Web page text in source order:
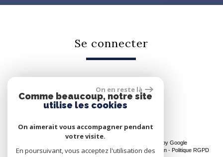
Se connecter
Espace propriétaire
© 2026 | Tous droits réservés | Traduction powered by Google
Plan du site-Mentions légales-Nos honoraires-Liens-Admin- Politique RGPD
On en reste là
Comme beaucoup, notre site
utilise les cookies
On aimerait vous accompagner pendant
votre visite.
En poursuivant, vous acceptez l'utilisation des